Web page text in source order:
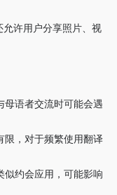
许用户分享照片、视
母语者交流时可能会遇
限，对于频繁使用翻译
似约会应用，可能影响